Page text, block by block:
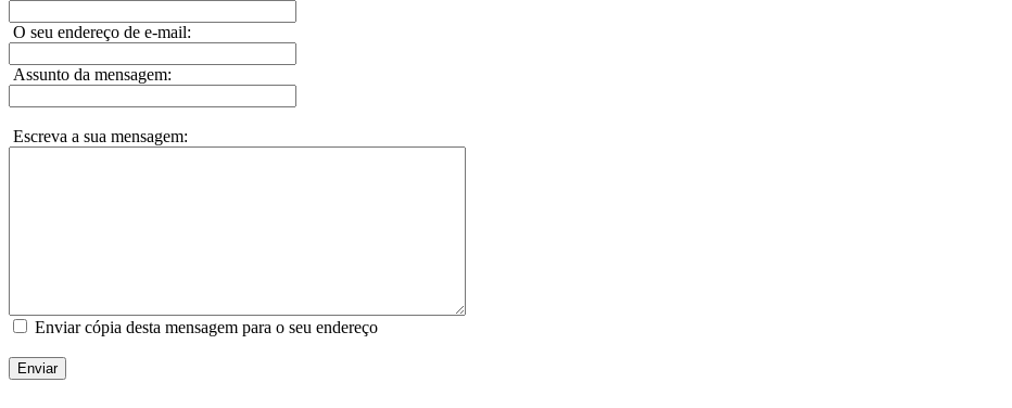
O seu endereço de e-mail:
Assunto da mensagem:
Escreva a sua mensagem:
Enviar cópia desta mensagem para o seu endereço
Enviar